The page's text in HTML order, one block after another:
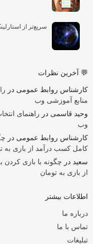
سریع‌تر از
💬 آخرین نظرات
کارشناس روابط عمومی در
منابع آموزشی وب
وحید قاسمی در راهنمای
وب
کارشناس روابط عمومی در
کامل کسب درآمد از بازی به
سعید در چگونه با بازی
از بازی به تومان
اطلاعات بیشتر
درباره ما
تماس با ما
تبلیغات